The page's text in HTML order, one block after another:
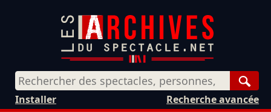
Recherche avancée
Installer